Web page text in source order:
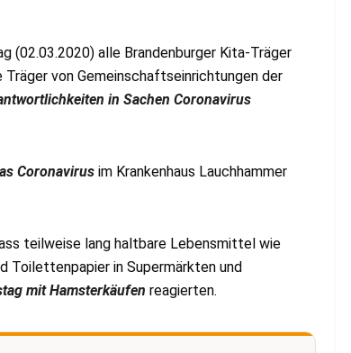
(02.03.2020) alle Brandenburger Kita-Träger
von Gemeinschaftseinrichtungen der
in Sachen Coronavirus
Coronavirus im Krankenhaus Lauchhammer
teilweise lang haltbare Lebensmittel wie
Toilettenpapier in Supermärkten und
mit Hamsterkäufen reagierten.